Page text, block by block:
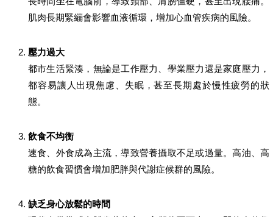
肌肉長期緊繃會影響血液循環，增加心血管疾病的風險。
壓力過大
都市生活緊湊，無論是工作壓力、學業壓力還是家庭壓力，
都容易讓人出現焦慮、失眠，甚至長期處於慢性疲勞的狀
態。
飲食不均衡
速食、外食成為主流，導致營養攝取不足或過量。高油、高
糖的飲食習慣會增加肥胖與代謝症候群的風險。
缺乏身心放鬆的時間